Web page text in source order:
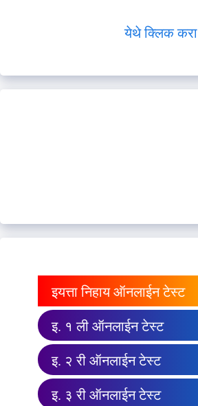
येथे क्लिक करा
इयत्ता निहाय ऑनलाईन टेस्ट
इ. १ ली ऑनलाईन टेस्ट
इ. २ री ऑनलाईन टेस्ट
इ. ३ री ऑनलाईन टेस्ट